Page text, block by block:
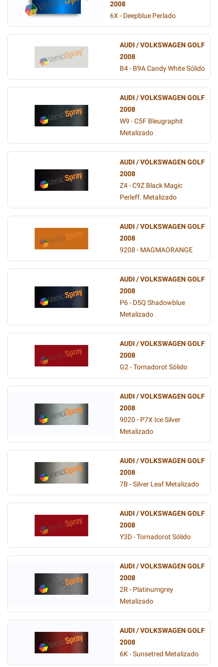
2008
6X - Deepblue Perlado
AUDI / VOLKSWAGEN GOLF
2008
B4 - B9A Candy White Sólido
AUDI / VOLKSWAGEN GOLF
2008
W9 - C5F Bleugraphit
Metalizado
AUDI / VOLKSWAGEN GOLF
2008
Z4 - C9Z Black Magic
Perleff. Metalizado
AUDI / VOLKSWAGEN GOLF
2008
9208 - MAGMAORANGE
AUDI / VOLKSWAGEN GOLF
2008
P6 - D5Q Shadowblue
Metalizado
AUDI / VOLKSWAGEN GOLF
2008
G2 - Tornadorot Sólido
AUDI / VOLKSWAGEN GOLF
2008
9020 - P7X Ice Silver
Metalizado
AUDI / VOLKSWAGEN GOLF
2008
7B - Silver Leaf Metalizado
AUDI / VOLKSWAGEN GOLF
2008
Y3D - Tornadorot Sólido
AUDI / VOLKSWAGEN GOLF
2008
2R - Platinumgrey
Metalizado
AUDI / VOLKSWAGEN GOLF
2008
6K - Sunsetred Metalizado